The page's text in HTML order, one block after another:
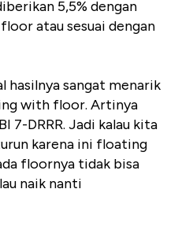
5,5% dengan
atau sesuai dengan
hasilnya sangat menarik
with floor. Artinya
7-DRRR. Jadi kalau kita
karena ini floating
floornya tidak bisa
naik nanti